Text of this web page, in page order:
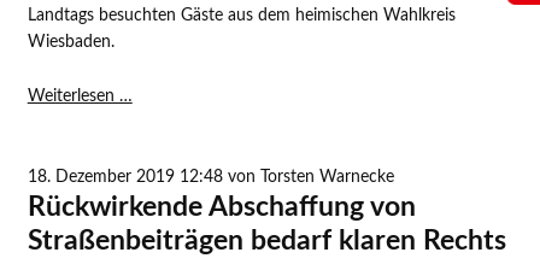
Landtags besuchten Gäste aus dem heimischen Wahlkreis
Wiesbaden.
Weiterlesen …Gäste
Wahlkreis
vor
Weihnachten
im
18. Dezember 2019 12:48von Torsten Warnecke
Rückwirkende Abschaffung von
Straßenbeiträgen bedarf klaren Rechts